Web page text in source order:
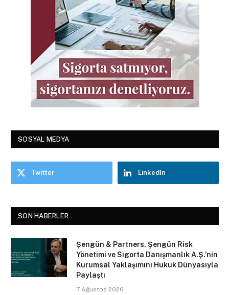
SOSYAL MEDYA
Twitter LinkedIn
SON HABERLER
Şengün & Partners, Şengün Risk
Yönetimi ve Sigorta Danışmanlık A.Ş.’nin
Kurumsal Yaklaşımını Hukuk Dünyasıyla
Paylaştı
7 Ağustos 2026